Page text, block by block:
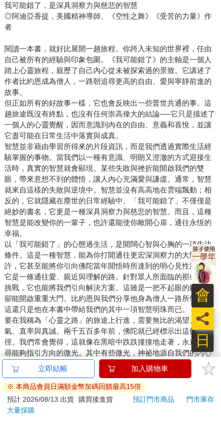
我可能錯了，是深具洞察力與慈悲的智慧
◎阿迪亞香提，美國精神導師、《空性之舞》《受苦的力量》作
者
閱讀一本書，就好比展開一趟旅程。你跨入未知的世界裡，任由
自己被所有的經驗與印象包圍。《我可能錯了》的主軸是一個人
踏上心靈旅程，親歷了自己內心從未被探索過的景致。它講述了
作者比約恩成為僧人，一路朝追尋更高的自由、愛與寧靜前進的
故事。
但正如所有的好故事一樣，它也會反映出一些普世共通的事。這
趟旅途既沒有終點，也沒有任何崇高偉大的結論──它只是描述了
一個人的心靈覺醒，因而意識到內在的自由、意義和喜悅，並讓
它盡可能在日常生活中落實與成真。
智慧並非藉由學習所得來的片段資訊，而是我們透過實際生活經
驗掌握的事物。當我們以一種有意識、明朗又澄澈的方式迎接生
活時，真實的智慧就會顯現。某些失敗與挫折能開啟我們的雙
眼，帶來意想不到的體悟，讓人內心充滿愛與謙虛。通常，智慧
就來自這樣的失敗與逆境中。智慧並沒有高高地在雲端飄動；相
反的，它就隱藏在塵世的日常經驗中。「我可能錯了」不僅僅是
絕妙的書名，它更是一種深具洞察力與慈悲的智慧。而且，這種
智慧是能改變你的一輩子，也許還能使你敞開心扉，通往永恆的
幸福。
以「我可能錯了」的心態過生活，是開闊心智與心胸的一項先決
條件。這是一種智慧，能為你打開通往更宏深洞察力的大門。也
許，它甚至能將你引向佛陀當年開悟時所達到的明心見性深度。
它是一條通往愛、親近與理解的路。針對眾人所面臨的那些重大
挑戰，它也能將我們引向解決方案。這雖是一把不起眼的鑰匙，
卻能開啟重重大門。比約恩與我們分享他身為僧人一路所學，而
這還只是他在本書中帶給我們的其中一項智慧明珠而已。
要在我稱為「心靈之路」的旅途上行進，需要無比的渴望、勇
氣、直率與真誠。兩千五百多年前，佛陀就已經標示出這條路
徑。我們常會覺得，這就像在黑暗中跌跌撞撞地走著，永遠在找
尋能夠指引方向的微光。其中有些微光，神祕地源自我們的內心
──往往是在你最意想不到、甚至不覺得自己值得受到它們指引時
出現。有些微光反倒來自外在，它們的形式有生活經驗、樂於提
供幫助的指導者與老師們，或是我們接觸到神祕智慧的時刻──這
些神祕智慧似乎以最令人出乎意料的方式，伸出慈悲的手。
我們的內心深處都有一股強烈的渴望，想過更自由、有歸屬感和
日
員
會